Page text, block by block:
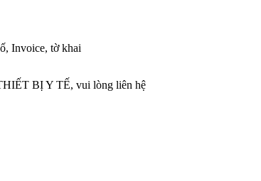
Invoice, tờ khai
BỊ Y TẾ, vui lòng liên hệ